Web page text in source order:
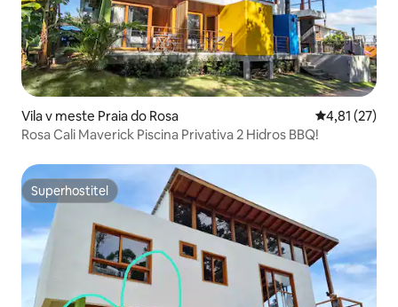
Vila v meste Praia do Rosa Priemerné
4,81 (27)
Rosa Cali Maverick Piscina Privativa 2 Hidros BBQ!
Superhostiteľ
Superhostiteľ